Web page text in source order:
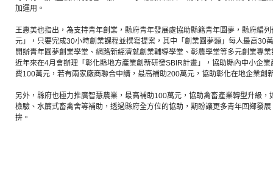
加運用。
王惠美也指出，為支持青年創業，縣府青年發展處協助縣籍青年圓夢，縣府編
元」，只要完成30小時創業課程並撰寫提案，其中「創業圓夢類」每人最高30
開辦青年圓夢創業學堂、網路新經濟就創業輔導學堂、彰農學堂等多元創業專
近年來在4月會辦理「彰化縣地方產業創新研發SBIR計畫」，協助縣內中小企
費100萬元，若有兩家廠商聯合申請，最高補助200萬元，協助彰化在地企業創
另外，縣府也極力推廣智慧農業，最高補助100萬元，協助禽畜產業轉型升級
檢驗、水簾式畜禽舍等補助，透過縣府全方位的協助，期盼讓更多青年回鄉發
拚。